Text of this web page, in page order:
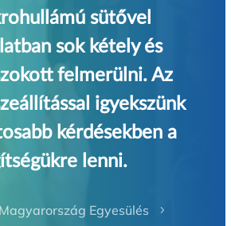
sütővel
sok kétely és
felmerülni. Az
igyekszünk
kérdésekben a
lenni.
Egyesülés 5